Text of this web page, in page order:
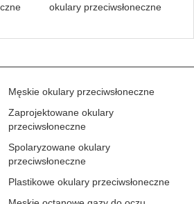
okulary przeciwsłoneczne
Męskie okulary przeciwsłoneczne
Zaprojektowane okulary
przeciwsłoneczne
Spolaryzowane okulary
przeciwsłoneczne
Plastikowe okulary przeciwsłoneczne